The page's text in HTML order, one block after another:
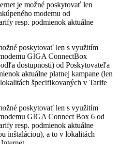
je možné poskytovať len
modemu od
resp. podmienok aktuálne
poskytovať len s využitím
GIGA ConnectBox
dostupnosti) od Poskytovateľa
aktuálne platnej kampane (len
špecifikovaných v Tarife
poskytovať len s využitím
GIGA Connect Box 6 od
resp. podmienok aktuálne
inštaláciou), a to v lokalitách